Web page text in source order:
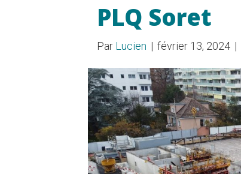
PLQ Soret
Par Lucien | février 13, 2024 |